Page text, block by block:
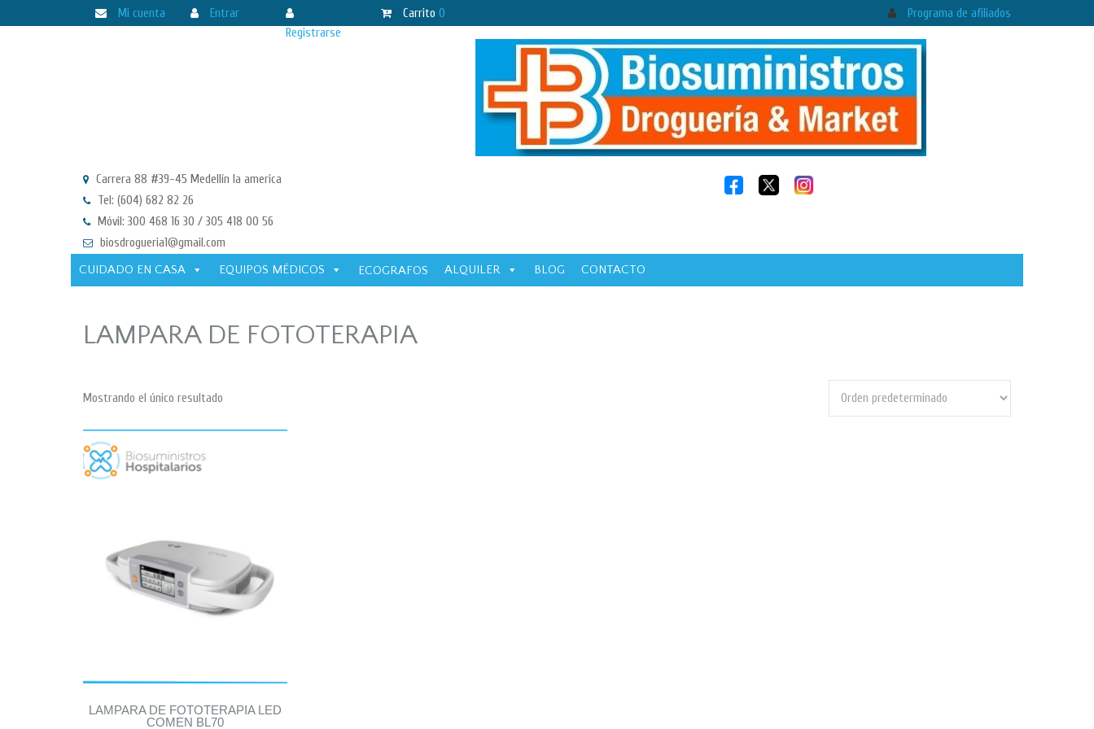
Mi cuenta
Entrar
Registrarse
Carrito 0 Programa de afiliados
Carrera 88 #39-45 Medellín la america
Tel: (604) 682 82 26
Móvil: 300 468 16 30 / 305 418 00 56
biosdrogueria1@gmail.com
CUIDADO EN CASA
EQUIPOS MÉDICOS ECOGRAFOS ALQUILER BLOG CONTACTO
LAMPARA DE FOTOTERAPIA
Mostrando el único resultado
LAMPARA DE FOTOTERAPIA LED
COMEN BL70